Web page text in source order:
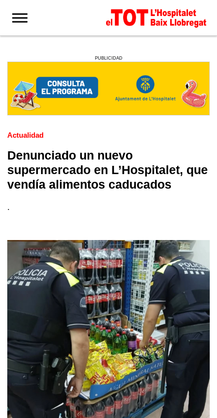
PUBLICIDAD
Actualidad
Denunciado un nuevo
supermercado en L’Hospitalet, que
vendía alimentos caducados
.